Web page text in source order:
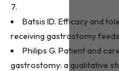
7.
Batsis ID. Efficacy and
receiving gastrostomy
Philips G. Patient and
gastrostomy: a qualitative